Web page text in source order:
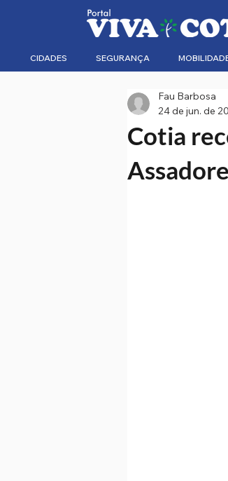
CIDADES SEGURANÇA
Cotia
Fau Barbosa
24 de jun. de